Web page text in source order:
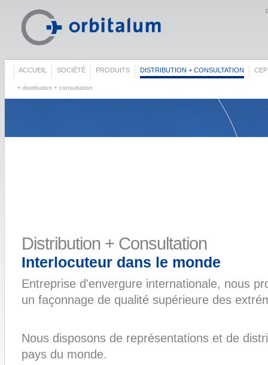
ACCUEIL SOCIÉTÉ PRODUITS DISTRIBUTION + CONSULTATION
• distribution + consultation
Distribution + Consultation
Interlocuteur dans le monde
Entreprise d'envergure internationale, nous
un façonnage de qualité supérieure des
Nous disposons de représentations et de
pays du monde.